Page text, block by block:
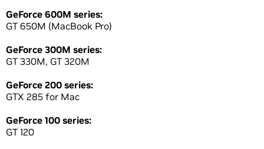
GeForce 600M series:
GT 650M (MacBook Pro)
GeForce 300M series:
GT 330M, GT 320M
GeForce 200 series:
GTX 285 for Mac
GeForce 100 series:
GT 120